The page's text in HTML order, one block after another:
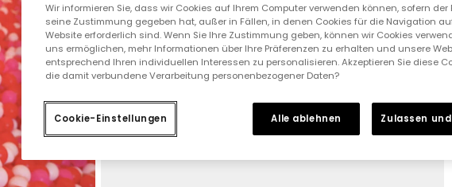
Wir informieren Sie, dass wir Cookies auf Ihrem Computer verwenden können, sofern der
seine Zustimmung gegeben hat, außer in Fällen, in denen Cookies für die Navigation
Website erforderlich sind. Wenn Sie Ihre Zustimmung geben, können wir Cookies
uns ermöglichen, mehr Informationen über Ihre Präferenzen zu erhalten und unsere
entsprechend Ihren individuellen Interessen zu personalisieren. Akzeptieren Sie diese
die damit verbundene Verarbeitung personenbezogener Daten?
Cookie-Einstellungen Alle ablehnen Zulassen